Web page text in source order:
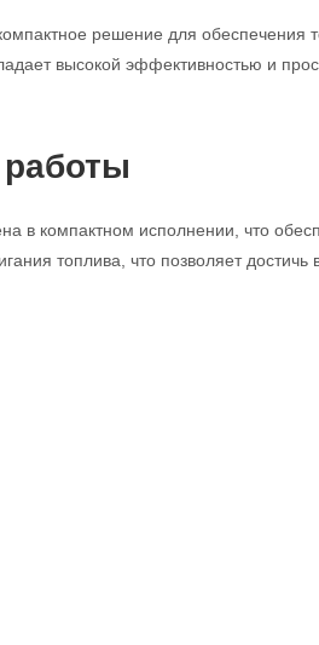
решение для
высокой эффективностью и
в компактном исполнении, что
топлива, что позволяет